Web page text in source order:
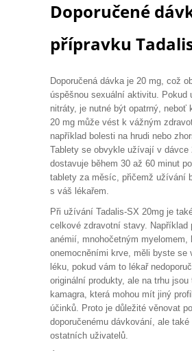
Doporučené
přípravku
Doporučená dávka je 20 mg, což
úspěšnou sexuální aktivitu. Pokud
nitráty, je nutné být opatrný, neboť
20 mg může vést k vážným
například bolesti na hrudi nebo
Tablety se obvykle užívají v
dostavuje během 30 až 60 minut
tablety za měsíc, přičemž užívání
s váš lékařem.
Při užívání Tadalis-SX 20mg je
celkové zdravotní stavy. Například
anémií, mnohočetným myelomem,
onemocněními krve, měli byste se
léku, pokud vám to lékař
originální produkty, ale na trhu jsou
kamagra, která mohou mít jiný
účinků. Proto je důležité věnovat
doporučenému dávkování, ale
ostatních uživatelů.